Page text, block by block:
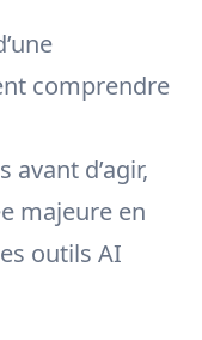
comprendre
avant d’agir,
majeure en
outils AI